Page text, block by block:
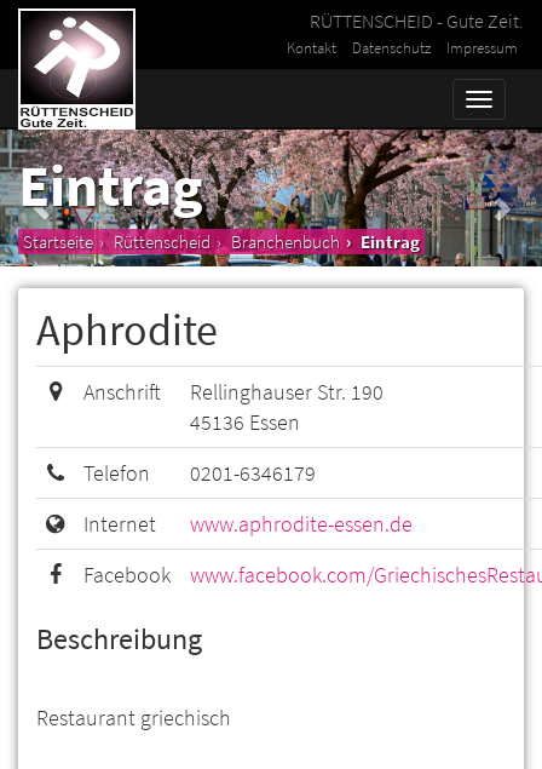
RÜTTENSCHEID - Gute Zeit.
Kontakt Datenschutz Impressum
Toggle
Eintrag
Startseite Rüttenscheid Branchenbuch Eintrag
Aphrodite
Anschrift
Rellinghauser Str. 190
45136 Essen
Telefon
0201-6346179
Internet
www.aphrodite-essen.de
Facebook
www.facebook.com/
Beschreibung
Restaurant griechisch